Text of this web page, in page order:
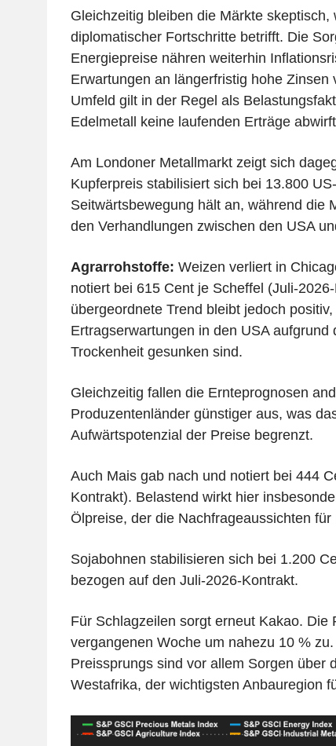
Gleichzeitig bleiben die Märkte skeptisch,
diplomatischer Fortschritte betrifft. Die
Energiepreise nähren weiterhin
Erwartungen an längerfristig hohe Zinsen
Umfeld gilt in der Regel als
Edelmetall keine laufenden Erträge
Am Londoner Metallmarkt zeigt sich
Kupferpreis stabilisiert sich bei 13.800
Seitwärtsbewegung hält an, während die
den Verhandlungen zwischen den USA
Agrarrohstoffe: Weizen verliert in
notiert bei 615 Cent je Scheffel (Juli-
übergeordnete Trend bleibt jedoch
Ertragserwartungen in den USA aufgrund
Trockenheit gesunken sind.
Gleichzeitig fallen die Ernteprognosen
Produzentenländer günstiger aus, was
Aufwärtspotenzial der Preise begrenzt.
Auch Mais gab nach und notiert bei 444
Kontrakt). Belastend wirkt hier
Ölpreise, der die Nachfrageaussichten
Sojabohnen stabilisieren sich bei 1.200
bezogen auf den Juli-2026-Kontrakt.
Für Schlagzeilen sorgt erneut Kakao. Die
vergangenen Woche um nahezu 10 %
Preissprungs sind vor allem Sorgen über
Westafrika, der wichtigsten Anbauregion